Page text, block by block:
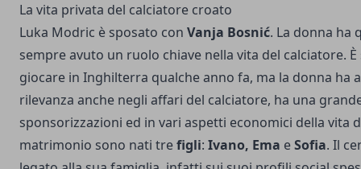
La vita privata del calciatore croato
Luka Modric è sposato con Vanja Bosnić. La donna ha
sempre avuto un ruolo chiave nella vita del calciatore.
giocare in Inghilterra qualche anno fa, ma la donna ha
rilevanza anche negli affari del calciatore, ha una
sponsorizzazioni ed in vari aspetti economici della vita
matrimonio sono nati trefigli: Ivano, Ema eSofia. Il